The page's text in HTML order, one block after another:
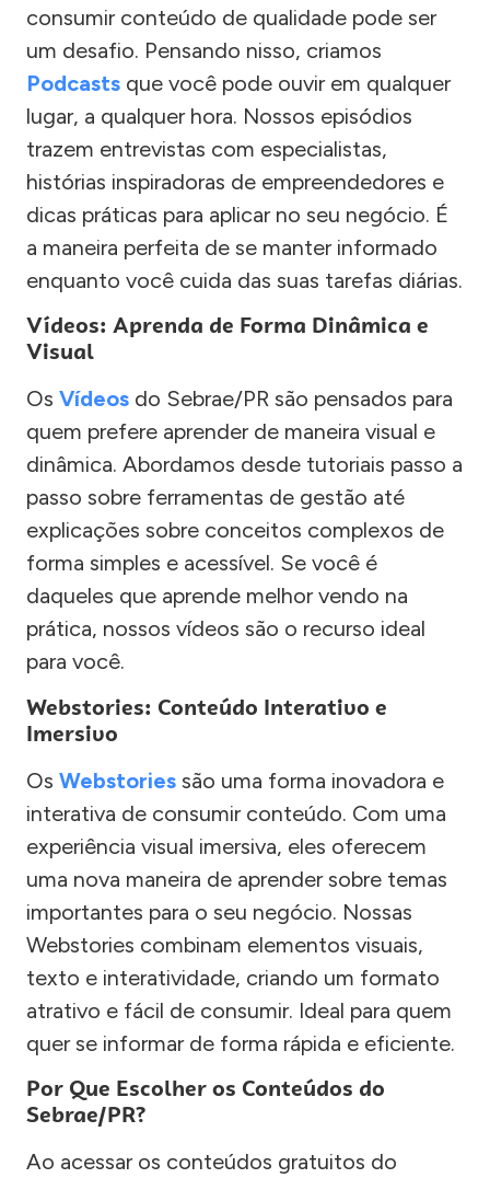
consumir conteúdo de qualidade pode ser
um desafio. Pensando nisso, criamos
Podcasts que você pode ouvir em qualquer
lugar, a qualquer hora. Nossos episódios
trazem entrevistas com especialistas,
histórias inspiradoras de empreendedores e
dicas práticas para aplicar no seu negócio. É
a maneira perfeita de se manter informado
enquanto você cuida das suas tarefas diárias.
Vídeos: Aprenda de Forma Dinâmica e
Visual
Os Vídeos do Sebrae/PR são pensados para
quem prefere aprender de maneira visual e
dinâmica. Abordamos desde tutoriais passo a
passo sobre ferramentas de gestão até
explicações sobre conceitos complexos de
forma simples e acessível. Se você é
daqueles que aprende melhor vendo na
prática, nossos vídeos são o recurso ideal
para você.
Webstories: Conteúdo Interativo e
Imersivo
Os Webstories são uma forma inovadora e
interativa de consumir conteúdo. Com uma
experiência visual imersiva, eles oferecem
uma nova maneira de aprender sobre temas
importantes para o seu negócio. Nossas
Webstories combinam elementos visuais,
texto e interatividade, criando um formato
atrativo e fácil de consumir. Ideal para quem
quer se informar de forma rápida e eficiente.
Por Que Escolher os Conteúdos do
Sebrae/PR?
Ao acessar os conteúdos gratuitos do